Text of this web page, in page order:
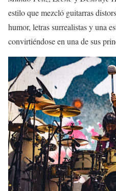
estilo que mezcló guitarras
humor, letras surrealistas y una
convirtiéndose en una de sus